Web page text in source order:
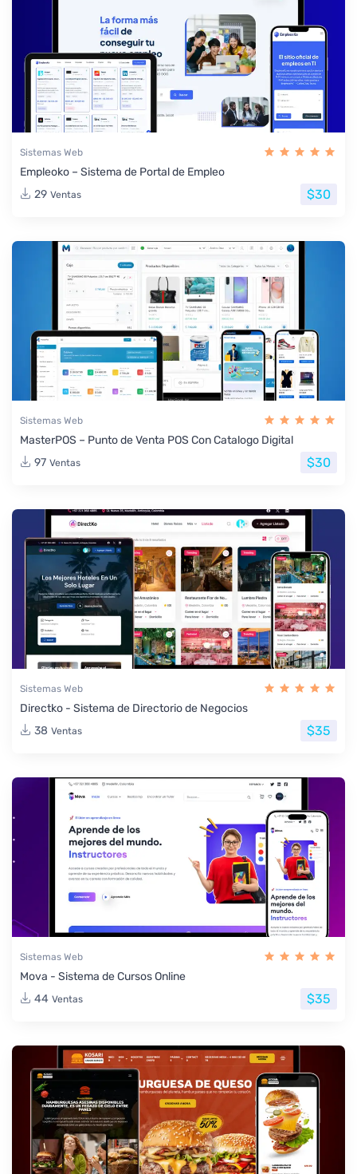
Sistemas Web
Empleoko – Sistema de Portal de Empleo
29 Ventas $30
Sistemas Web
MasterPOS – Punto de Venta POS Con Catalogo Digital
97 Ventas $30
Sistemas Web
Directko - Sistema de Directorio de Negocios
38 Ventas $35
Sistemas Web
Mova - Sistema de Cursos Online
44 Ventas $35